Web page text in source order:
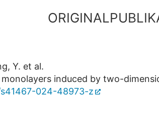
Y. et al.
induced by two-
s41467-024-48973-z